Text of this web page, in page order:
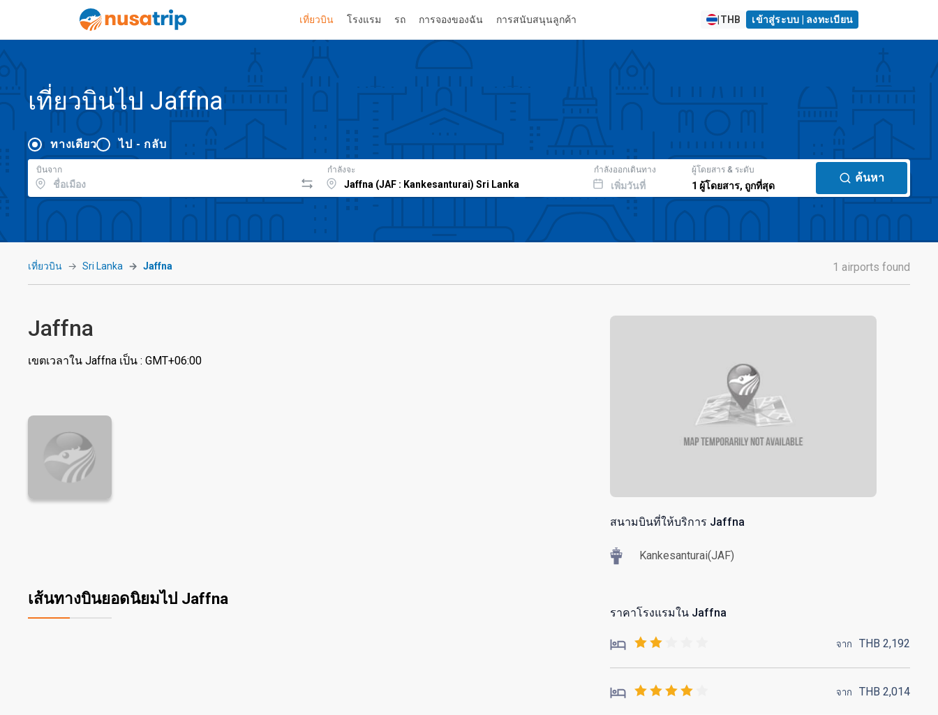
เที่ยวบิน โรงแรม รถ การจองของฉัน การสนับสนุนลูกค้า THB เข้าสู่ระบบ | ลงทะเบียน
เที่ยวบินไป Jaffna
ทางเดียว ไป - กลับ
บินจาก กำลังจะ กำลังออกเดินทาง
เพิ่มวันที่
ผู้โดยสาร & ระดับ
1 ผู้โดยสาร, ถูกที่สุด
ค้นหา
เที่ยวบิน Sri Lanka Jaffna 1 airports found
Jaffna
เขตเวลาใน Jaffna เป็น : GMT+06:00
เส้นทางบินยอดนิยมไป Jaffna
สนามบินที่ให้บริการ Jaffna
Kankesanturai(JAF)
ราคาโรงแรมใน Jaffna
จาก THB 2,192
จาก THB 2,014